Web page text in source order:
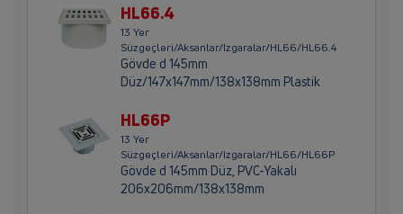
HL66.4
13 Yer
Süzgeçleri/Aksanlar/Izgaralar/HL66/HL66.4
Gövde d 145mm
Düz/147x147mm/138x138mm Plastik
HL66P
13 Yer
Süzgeçleri/Aksanlar/Izgaralar/HL66/HL66P
Gövde d 145mm Düz, PVC-Yakalı
206x206mm/138x138mm